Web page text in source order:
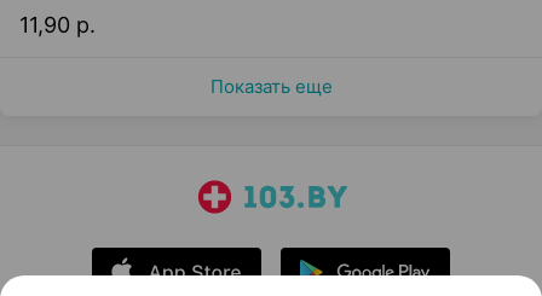
11,90 р.
Показать еще